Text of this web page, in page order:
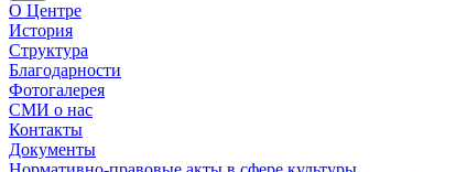
О Центре
История
Структура
Благодарности
Фотогалерея
СМИ о нас
Контакты
Документы